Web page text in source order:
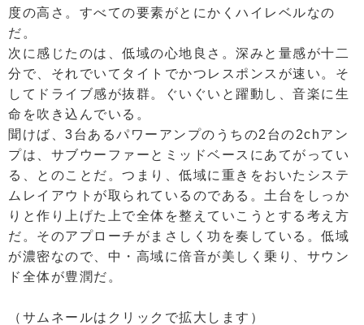
度の高さ。すべての要素がとにかくハイレベルなの
だ。
次に感じたのは、低域の心地良さ。深みと量感が十二
分で、それでいてタイトでかつレスポンスが速い。そ
してドライブ感が抜群。ぐいぐいと躍動し、音楽に生
命を吹き込んでいる。
聞けば、3台あるパワーアンプのうちの2台の2chアン
プは、サブウーファーとミッドベースにあてがってい
る、とのことだ。つまり、低域に重きをおいたシステ
ムレイアウトが取られているのである。土台をしっか
りと作り上げた上で全体を整えていこうとする考え方
だ。そのアプローチがまさしく功を奏している。低域
が濃密なので、中・高域に倍音が美しく乗り、サウン
ド全体が豊潤だ。
（サムネールはクリックで拡大します）